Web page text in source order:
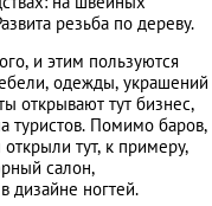
резьба по дереву.
и этим пользуются
одежды, украшений
открывают тут бизнес,
туристов. Помимо баров,
тут, к примеру,
салон,
дизайне ногтей.